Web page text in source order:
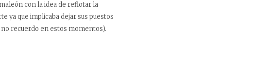
con la idea de reflotar la
ya que implicaba dejar sus puestos
recuerdo en estos momentos).